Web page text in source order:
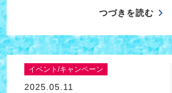
つづきを読む
イベント/キャンペーン
2025.05.11